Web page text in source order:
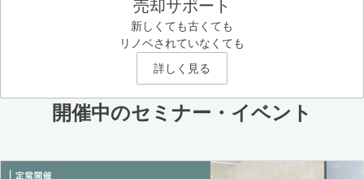
売却サポート
新しくても古くても
リノベされていなくても
詳しく見る
開催中のセミナー・イベント